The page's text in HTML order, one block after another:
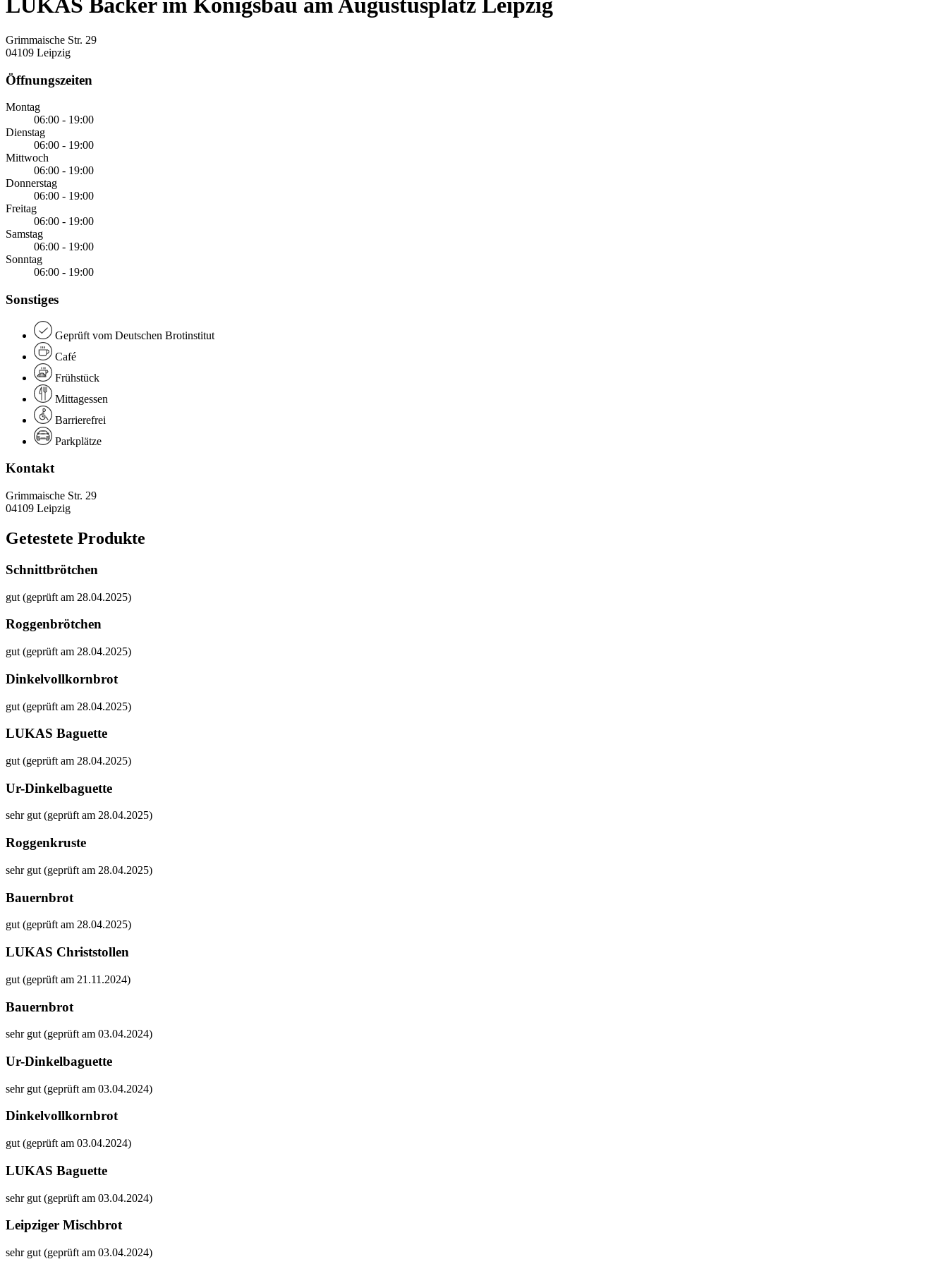
LUKAS Bäcker im Königsbau am Augustusplatz Leipzig
Grimmaische Str. 29
04109 Leipzig
Öffnungszeiten
Montag
06:00 - 19:00
Dienstag
06:00 - 19:00
Mittwoch
06:00 - 19:00
Donnerstag
06:00 - 19:00
Freitag
06:00 - 19:00
Samstag
06:00 - 19:00
Sonntag
06:00 - 19:00
Sonstiges
Geprüft vom Deutschen Brotinstitut
Café
Frühstück
Mittagessen
Barrierefrei
Parkplätze
Kontakt
Grimmaische Str. 29
04109 Leipzig
Getestete Produkte
Schnittbrötchen
gut (geprüft am 28.04.2025)
Roggenbrötchen
gut (geprüft am 28.04.2025)
Dinkelvollkornbrot
gut (geprüft am 28.04.2025)
LUKAS Baguette
gut (geprüft am 28.04.2025)
Ur-Dinkelbaguette
sehr gut (geprüft am 28.04.2025)
Roggenkruste
sehr gut (geprüft am 28.04.2025)
Bauernbrot
gut (geprüft am 28.04.2025)
LUKAS Christstollen
gut (geprüft am 21.11.2024)
Bauernbrot
sehr gut (geprüft am 03.04.2024)
Ur-Dinkelbaguette
sehr gut (geprüft am 03.04.2024)
Dinkelvollkornbrot
gut (geprüft am 03.04.2024)
LUKAS Baguette
sehr gut (geprüft am 03.04.2024)
Leipziger Mischbrot
sehr gut (geprüft am 03.04.2024)